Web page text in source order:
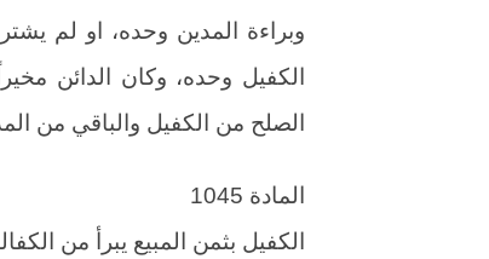
وبراءة المدين وحده، او لم
الكفيل وحده، وكان الدائن
الصلح من الكفيل والباقي من
المادة 1045
الكفيل بثمن المبيع يبرأ من